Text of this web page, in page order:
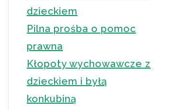
dzieckiem
Pilna prośba o pomoc
prawna
Kłopoty wychowawcze z
dzieckiem i byłą
konkubiną